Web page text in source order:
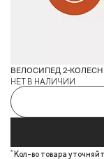
ВЕЛОСИПЕД 2-
НЕТ В НАЛИЧИИ
* Кол-во товара